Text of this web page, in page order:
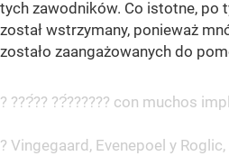
tych zawodników. Co istotne, po
został wstrzymany, ponieważ
zostało zaangażowanych do
? ???́?? ??́?????? con muchos
? Vingegaard, Evenepoel y